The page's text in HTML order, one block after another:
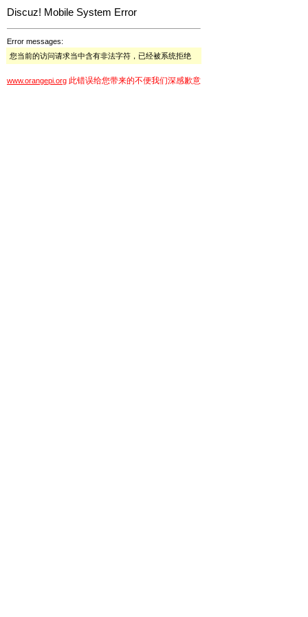
Discuz! Mobile System Error
Error messages:
您当前的访问请求当中含有非法字符，已经被系统拒绝
www.orangepi.org 此错误给您带来的不便我们深感歉意